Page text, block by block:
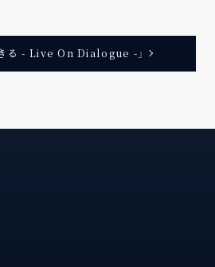
る - Live On Dialogue -」